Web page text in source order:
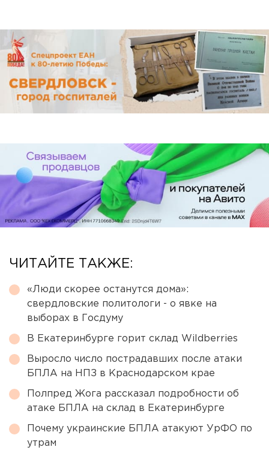
ЧИТАЙТЕ ТАКЖЕ:
«Люди скорее останутся дома»:
свердловские политологи - о явке на
выборах в Госдуму
В Екатеринбурге горит склад Wildberries
Выросло число пострадавших после атаки
БПЛА на НПЗ в Краснодарском крае
Полпред Жога рассказал подробности об
атаке БПЛА на склад в Екатеринбурге
Почему украинские БПЛА атакуют УрФО по
утрам